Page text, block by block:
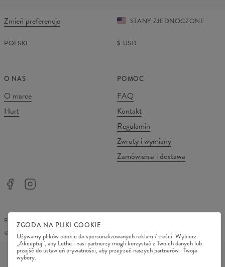
Zmień preferencje STANY ZJEDNOCZONE
POLSKI $ USD
O NAS
O marce
Hurt
POMOC
FAQ
Kontakt
Regulamin
Zwroty i wymiany
Zamówienia i dostawa
REGULAMIN SKLEPU
POLITYKA PRYWATNOŚCI
©
2026 Change Into Colours
ZGODA NA PLIKI COOKIE
Używamy plików cookie do spersonalizowanych reklam / treści. Wybierz
„Akceptuj”, aby Lethe i nasi partnerzy mogli korzystać z Twoich danych lub
przejść do ustawień prywatności, aby przejrzeć naszych partnerów i Twoje
wybory.
METODY PŁATNOŚCI